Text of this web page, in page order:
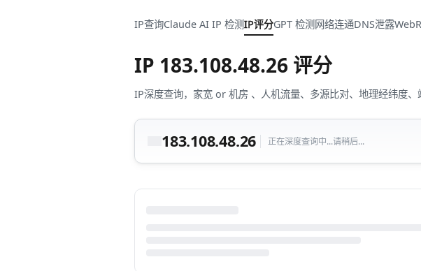
IP查询Claude AI IP 检测IP评分GPT 检测网络连通DNS泄露
IP 183.108.48.26 评分
IP深度查询，家宽 or 机房 、人机流量、多源比对、地理经纬度
183.108.48.26 正在深度查询中...请稍后...